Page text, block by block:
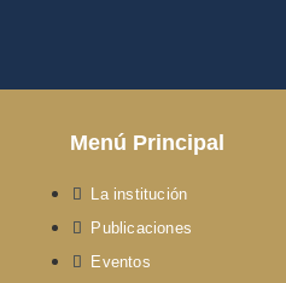
Menú Principal
La institución
Publicaciones
Eventos